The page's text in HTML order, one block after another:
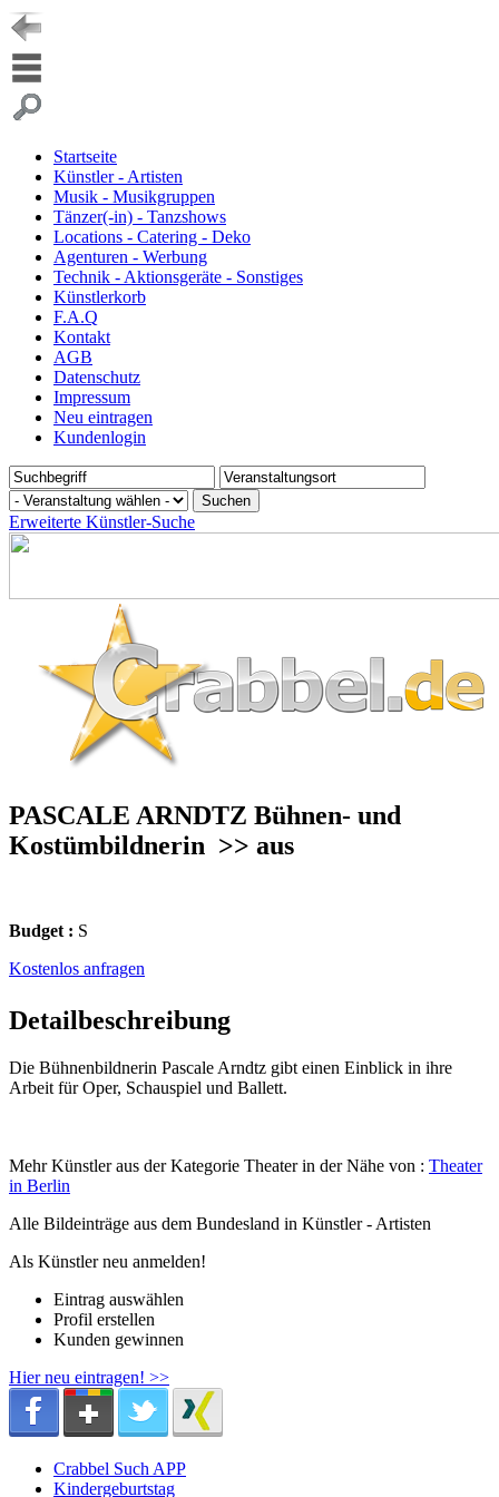
Startseite
Künstler - Artisten
Musik - Musikgruppen
Tänzer(-in) - Tanzshows
Locations - Catering - Deko
Agenturen - Werbung
Technik - Aktionsgeräte - Sonstiges
Künstlerkorb
F.A.Q
Kontakt
AGB
Datenschutz
Impressum
Neu eintragen
Kundenlogin
Erweiterte Künstler-Suche
PASCALE ARNDTZ Bühnen- und
Kostümbildnerin >> aus
Budget : S
Kostenlos anfragen
Detailbeschreibung
Die Bühnenbildnerin Pascale Arndtz gibt einen Einblick in ihre
Arbeit für Oper, Schauspiel und Ballett.
Mehr Künstler aus der Kategorie Theater in der Nähe von : Theater
in Berlin
Alle Bildeinträge aus dem Bundesland in Künstler - Artisten
Als Künstler neu anmelden!
Eintrag auswählen
Profil erstellen
Kunden gewinnen
Hier neu eintragen! >>
Crabbel Such APP
Kindergeburtstag